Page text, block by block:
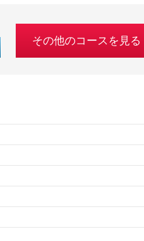
その他のコースを見る